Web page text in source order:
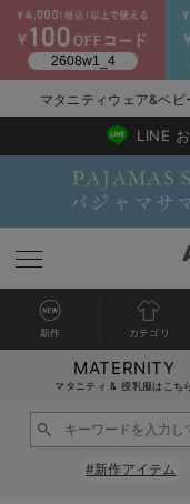
新生児服全て
ベビー服全て
ロンパース・カバーオール
シーズンアイテム全て
ベビー・新生児 寝具全て
ベビーベッド・布団 （ベ
ベビー 雑貨全て
お出かけグッズ全て
ベビー｜季節の特集全て
猛暑からベビーを守るひん
アウトレット全て
【アウトレット】ワンピース
特集全て
抗菌防臭加工
再入荷全て
再入荷｜インナー
マタニティウェア&ベビ
送料495円(一部
LINE
新作 カテゴリ
MATERNITY
マタニティ & 授乳服はこち
#新作アイテム
カートに入れる